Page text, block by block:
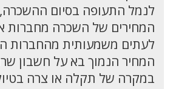
לנמל התעופה בסיום
המחירים של השכרה מחברות
לעתים משמעותית מהחברות
המחיר הנמוך בא על חשבון
במקרה של תקלה או צרה